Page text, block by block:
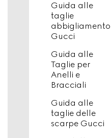
Guida alle
taglie
abbigliamento
Gucci
Guida alle
Taglie per
Anelli e
Bracciali
Guida alle
taglie delle
scarpe Gucci